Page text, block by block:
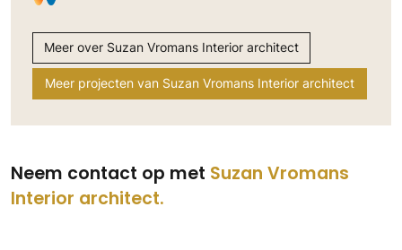
Meer over Suzan Vromans Interior architect
Meer projecten van Suzan Vromans Interior architect
Neem contact op met Suzan Vromans
Interior architect